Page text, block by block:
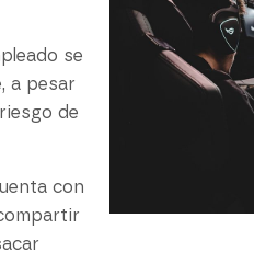
se
a pesar
de
con